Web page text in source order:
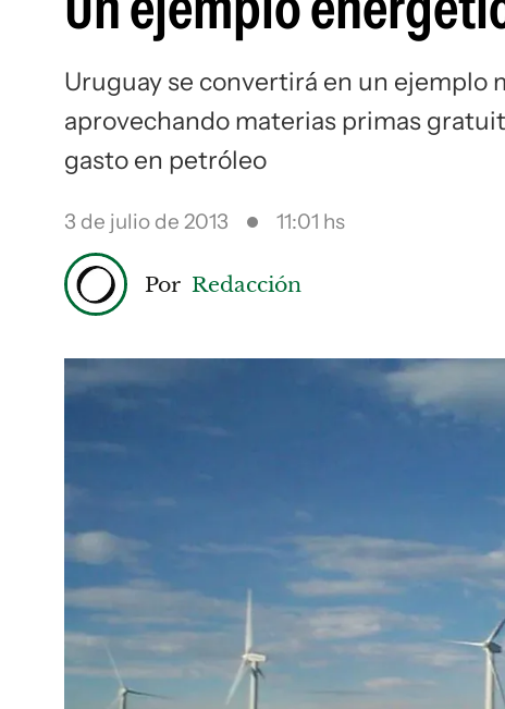
Uruguay se convertirá en un ejemplo
aprovechando materias primas
gasto en petróleo
3 de julio de 2013 11:01 hs
Por Redacción